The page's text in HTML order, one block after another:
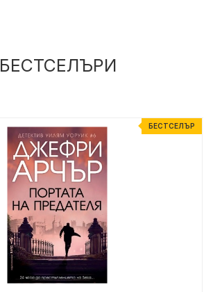
БЕСТСЕЛЪРИ
БЕСТСЕЛЪР